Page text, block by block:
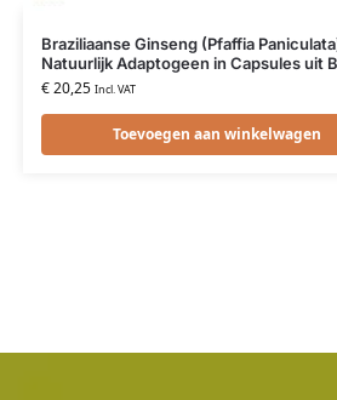
Braziliaanse Ginseng (Pfaffia
Natuurlijk Adaptogeen in Capsules uit
€20,25 Incl. VAT
Toevoegen aan winkelwagen